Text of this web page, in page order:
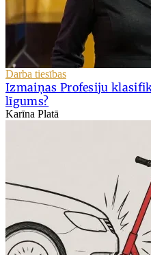
Darba tiesības
Izmaiņas Profesiju
līgums?
Karīna Platā